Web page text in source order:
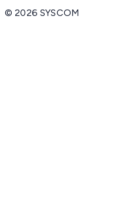
©2026 SYSCOM